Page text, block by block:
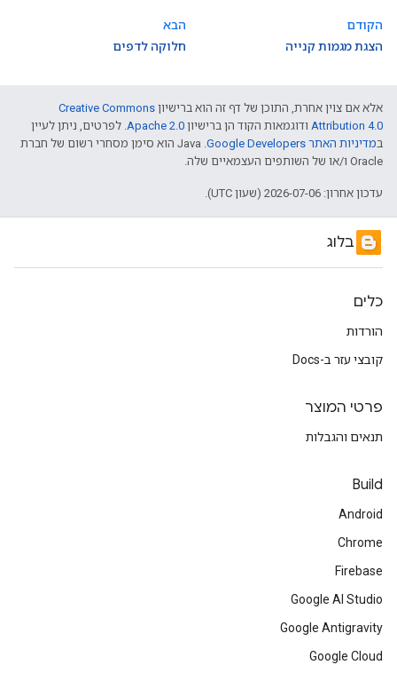
הקודם
הצגת מגמות קנייה
הבא
חלוקה לדפים
אלא אם צוין אחרת, התוכן של דף זה הוא ברישיון Creative Commons
Attribution 4.0 ודוגמאות הקוד הן ברישיון Apache 2.0. לפרטים, ניתן לעיין
במדיניות האתר Google Developers‏
.‏ Java הוא סימן מסחרי רשום של חברת
Oracle ו/או של השותפים העצמאיים שלה.
עדכון אחרון: 2026-07-06 (שעון UTC).
בלוג
כלים
הורדות
קובצי עזר ב-Docs
פרטי המוצר
תנאים והגבלות
Build
Android
Chrome
Firebase
Google AI Studio
Google Antigravity
Google Cloud